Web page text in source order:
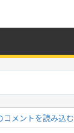
コメントを読み込む